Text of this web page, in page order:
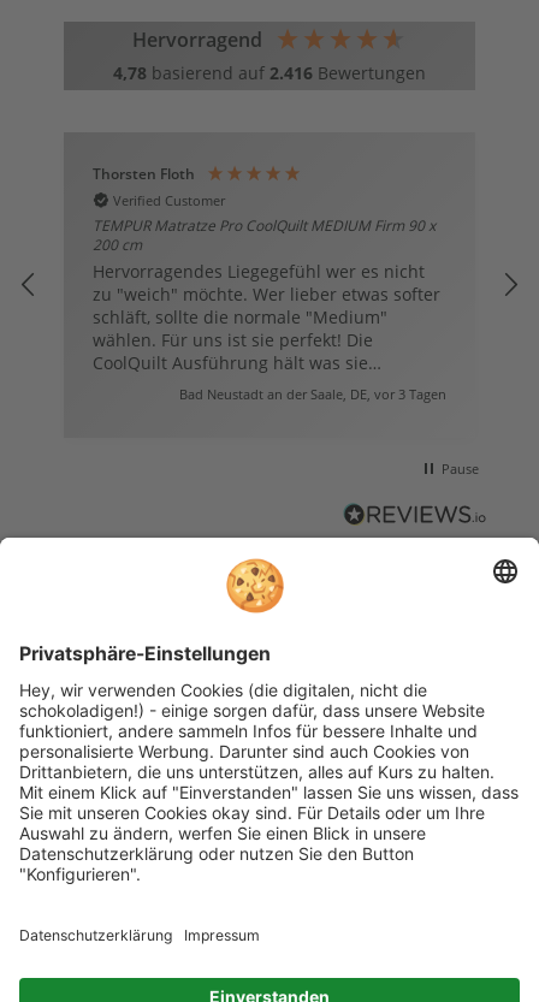
Hervorragend
4,78 basierend auf 2.416 Bewertungen
Thorsten Floth
Verified Customer
TEMPUR Matratze Pro CoolQuilt MEDIUM Firm 90 x
200 cm
Hervorragendes Liegegefühl wer es nicht
zu "weich" möchte. Wer lieber etwas softer
schläft, sollte die normale "Medium"
wählen. Für uns ist sie perfekt! Die
CoolQuilt Ausführung hält was sie
verspricht! Für uns ein "Musthave".
Bad Neustadt an der Saale, DE, vor 3 Tagen
Pause
Wir nutzen reviews.io als unabhängigen Dienstleister für die Einholung von
Bewertungen. Erfahren Sie mehr unter unseren
Kundenbewertungen
Widerruf Retoure Impressum
Datenschutz
Elektrogeräte und Batterieentsorgung
Barrierefreiheitserklärung